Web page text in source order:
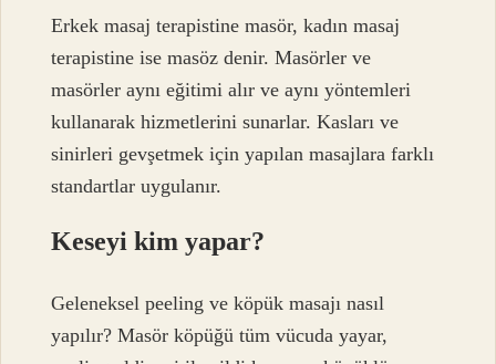
Erkek masaj terapistine masör, kadın masaj
terapistine ise masöz denir. Masörler ve
masörler aynı eğitimi alır ve aynı yöntemleri
kullanarak hizmetlerini sunarlar. Kasları ve
sinirleri gevşetmek için yapılan masajlara farklı
standartlar uygulanır.
Keseyi kim yapar?
Geleneksel peeling ve köpük masajı nasıl
yapılır? Masör köpüğü tüm vücuda yayar,